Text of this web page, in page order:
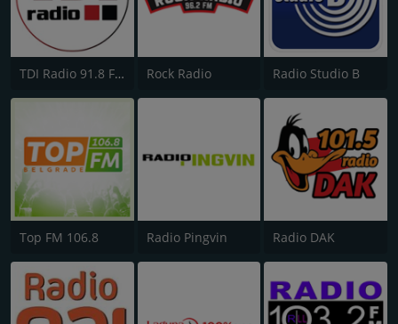
TDI Radio 91.8 FM Rock Radio Radio Studio B
Top FM 106.8 Radio Pingvin Radio DAK